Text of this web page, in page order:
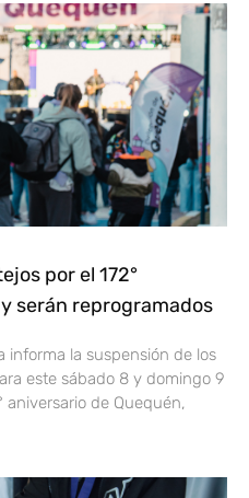
por el 172°
serán reprogramados
informa la suspensión de los
este sábado 8 y domingo 9
aniversario de Quequén,